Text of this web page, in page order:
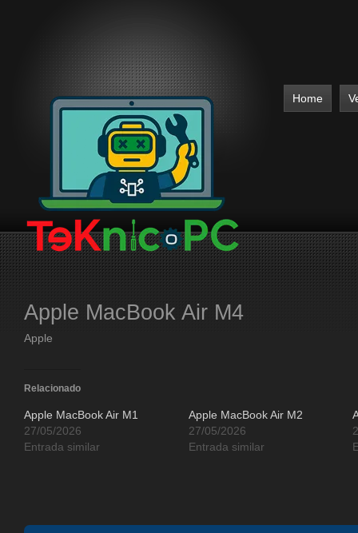
Home
Apple MacBook Air M4
Apple
Relacionado
Apple MacBook Air M1
27/05/2026
Entrada similar
Apple MacBook Air M2
27/05/2026
Entrada similar